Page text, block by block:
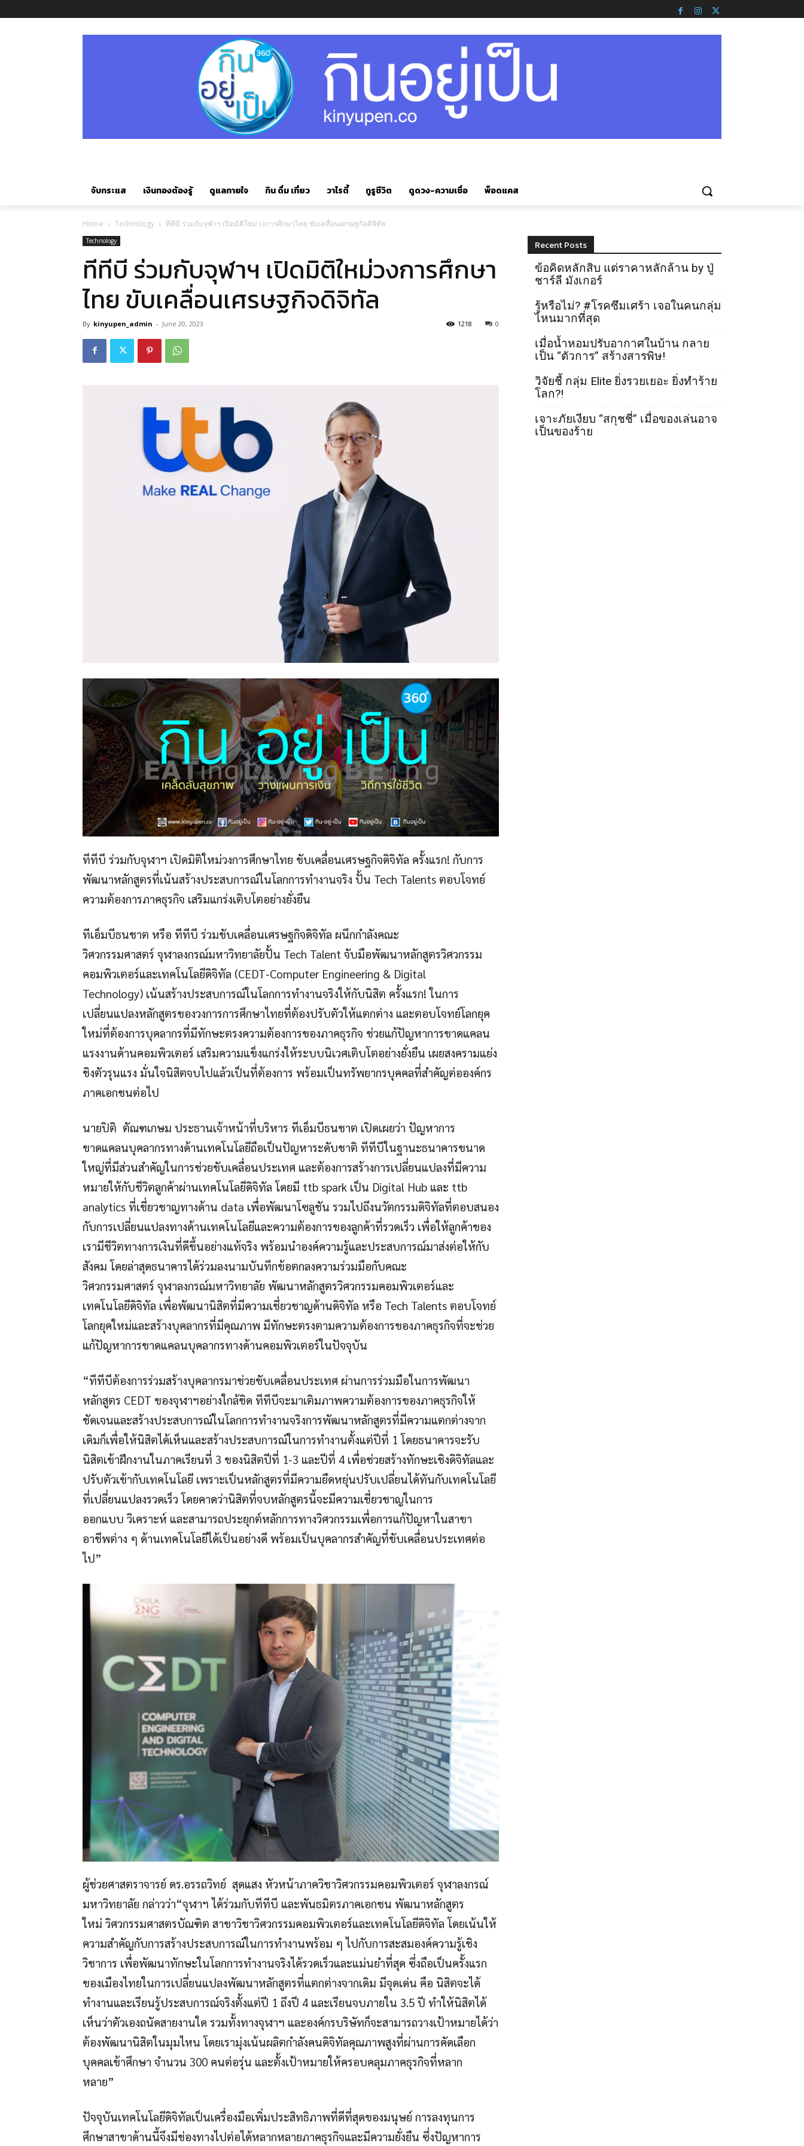
จับกระแส เงินทองต้องรู้ ดูแลกายใจ กิน ดื่ม เที่ยว วาไรตี้ กูรูชีวิต ดูดวง-ความเชื่อ พ็อดแคส
Home Technology ทีทีบี ร่วมกับจุฬาฯ เปิดมิติใหม่วงการศึกษาไทย ขับเคลื่อนเศรษฐกิจดิจิทัล
Technology
ทีทีบี ร่วมกับจุฬาฯ เปิดมิติใหม่วงการศึกษา
ไทย ขับเคลื่อนเศรษฐกิจดิจิทัล
By kinyupen_admin - June 20, 2023 0
1218
ทีทีบี ร่วมกับจุฬาฯ เปิดมิติใหม่วงการศึกษาไทย ขับเคลื่อนเศรษฐกิจดิจิทัล ครั้งแรก! กับการ
พัฒนาหลักสูตรที่เน้นสร้างประสบการณ์ในโลกการทำงานจริง ปั้น Tech Talents ตอบโจทย์
ความต้องการภาคธุรกิจ เสริมแกร่งเติบโตอย่างยั่งยืน
ทีเอ็มบีธนชาต หรือ ทีทีบี ร่วมขับเคลื่อนเศรษฐกิจดิจิทัล ผนึกกำลังคณะ
วิศวกรรมศาสตร์ จุฬาลงกรณ์มหาวิทยาลัยปั้น Tech Talent จับมือพัฒนาหลักสูตรวิศวกรรม
คอมพิวเตอร์และเทคโนโลยีดิจิทัล (CEDT-Computer Engineering & Digital
Technology) เน้นสร้างประสบการณ์ในโลกการทำงานจริงให้กับนิสิต ครั้งแรก! ในการ
เปลี่ยนแปลงหลักสูตรของวงการการศึกษาไทยที่ต้องปรับตัวให้แตกต่าง และตอบโจทย์โลกยุค
ใหม่ที่ต้องการบุคลากรที่มีทักษะตรงความต้องการของภาคธุรกิจ ช่วยแก้ปัญหาการขาดแคลน
แรงงานด้านคอมพิวเตอร์ เสริมความแข็งแกร่งให้ระบบนิเวศเติบโตอย่างยั่งยืน เผยสงครามแย่ง
ชิงตัวรุนแรง มั่นใจนิสิตจบไปแล้วเป็นที่ต้องการ พร้อมเป็นทรัพยากรบุคคลที่สำคัญต่อองค์กร
ภาคเอกชนต่อไป
นายปิติ ตัณฑเกษม ประธานเจ้าหน้าที่บริหาร ทีเอ็มบีธนชาต เปิดเผยว่า ปัญหาการ
ขาดแคลนบุคลากรทางด้านเทคโนโลยีถือเป็นปัญหาระดับชาติ ทีทีบีในฐานะธนาคารขนาด
ใหญ่ที่มีส่วนสำคัญในการช่วยขับเคลื่อนประเทศ และต้องการสร้างการเปลี่ยนแปลงที่มีความ
หมายให้กับชีวิตลูกค้าผ่านเทคโนโลยีดิจิทัล โดยมี ttb spark เป็น Digital Hub และ ttb
analytics ที่เชี่ยวชาญทางด้าน data เพื่อพัฒนาโซลูชัน รวมไปถึงนวัตกรรมดิจิทัลที่ตอบสนอง
กับการเปลี่ยนแปลงทางด้านเทคโนโลยีและความต้องการของลูกค้าที่รวดเร็ว เพื่อให้ลูกค้าของ
เรามีชีวิตทางการเงินที่ดีขึ้นอย่างแท้จริง พร้อมนำองค์ความรู้และประสบการณ์มาส่งต่อให้กับ
สังคม โดยล่าสุดธนาคารได้ร่วมลงนามบันทึกข้อตกลงความร่วมมือกับคณะ
วิศวกรรมศาสตร์ จุฬาลงกรณ์มหาวิทยาลัย พัฒนาหลักสูตรวิศวกรรมคอมพิวเตอร์และ
เทคโนโลยีดิจิทัล เพื่อพัฒนานิสิตที่มีความเชี่ยวชาญด้านดิจิทัล หรือ Tech Talents ตอบโจทย์
โลกยุคใหม่และสร้างบุคลากรที่มีคุณภาพ มีทักษะตรงตามความต้องการของภาคธุรกิจที่จะช่วย
แก้ปัญหาการขาดแคลนบุคลากรทางด้านคอมพิวเตอร์ในปัจจุบัน
“ทีทีบีต้องการร่วมสร้างบุคลากรมาช่วยขับเคลื่อนประเทศ ผ่านการร่วมมือในการพัฒนา
หลักสูตร CEDT ของจุฬาฯอย่างใกล้ชิด ทีทีบีจะมาเติมภาพความต้องการของภาคธุรกิจให้
ชัดเจนและสร้างประสบการณ์ในโลกการทำงานจริงการพัฒนาหลักสูตรที่มีความแตกต่างจาก
เดิมก็เพื่อให้นิสิตได้เห็นและสร้างประสบการณ์ในการทำงานตั้งแต่ปีที่ 1 โดยธนาคารจะรับ
นิสิตเข้าฝึกงานในภาคเรียนที่ 3 ของนิสิตปีที่ 1-3 และปีที่ 4 เพื่อช่วยสร้างทักษะเชิงดิจิทัลและ
ปรับตัวเข้ากับเทคโนโลยี เพราะเป็นหลักสูตรที่มีความยืดหยุ่นปรับเปลี่ยนได้ทันกับเทคโนโลยี
ที่เปลี่ยนแปลงรวดเร็ว โดยคาดว่านิสิตที่จบหลักสูตรนี้จะมีความเชี่ยวชาญในการ
ออกแบบ วิเคราะห์ และสามารถประยุกต์หลักการทางวิศวกรรมเพื่อการแก้ปัญหาในสาขา
อาชีพต่าง ๆ ด้านเทคโนโลยีได้เป็นอย่างดี พร้อมเป็นบุคลากรสำคัญที่ขับเคลื่อนประเทศต่อ
ไป”
ผู้ช่วยศาสตราจารย์ ดร.อรรถวิทย์ สุดแสง หัวหน้าภาควิชาวิศวกรรมคอมพิวเตอร์ จุฬาลงกรณ์
มหาวิทยาลัย กล่าวว่า“จุฬาฯ ได้ร่วมกับทีทีบี และพันธมิตรภาคเอกชน พัฒนาหลักสูตร
ใหม่ วิศวกรรมศาสตรบัณฑิต สาขาวิชาวิศวกรรมคอมพิวเตอร์และเทคโนโลยีดิจิทัล โดยเน้นให้
ความสำคัญกับการสร้างประสบการณ์ในการทำงานพร้อม ๆ ไปกับการสะสมองค์ความรู้เชิง
วิชาการ เพื่อพัฒนาทักษะในโลกการทำงานจริงได้รวดเร็วและแม่นยำที่สุด ซึ่งถือเป็นครั้งแรก
ของเมืองไทยในการเปลี่ยนแปลงพัฒนาหลักสูตรที่แตกต่างจากเดิม มีจุดเด่น คือ นิสิตจะได้
ทำงานและเรียนรู้ประสบการณ์จริงตั้งแต่ปี 1 ถึงปี 4 และเรียนจบภายใน 3.5 ปี ทำให้นิสิตได้
เห็นว่าตัวเองถนัดสายงานใด รวมทั้งทางจุฬาฯ และองค์กรบริษัทก็จะสามารถวางเป้าหมายได้ว่า
ต้องพัฒนานิสิตในมุมไหน โดยเรามุ่งเน้นผลิตกำลังคนดิจิทัลคุณภาพสูงที่ผ่านการคัดเลือก
บุคคลเข้าศึกษา จำนวน 300 คนต่อรุ่น และตั้งเป้าหมายให้ครอบคลุมภาคธุรกิจที่หลาก
หลาย”
ปัจจุบันเทคโนโลยีดิจิทัลเป็นเครื่องมือเพิ่มประสิทธิภาพที่ดีที่สุดของมนุษย์ การลงทุนการ
ศึกษาสาขาด้านนี้จึงมีช่องทางไปต่อได้หลากหลายภาคธุรกิจและมีความยั่งยืน ซึ่งปัญหาการ
Recent Posts
ข้อคิดหลักสิบ แต่ราคาหลักล้าน by ปู่
ชาร์ลี มังเกอร์
รู้หรือไม่? #โรคซึมเศร้า เจอในคนกลุ่ม
ไหนมากที่สุด
เมื่อน้ำหอมปรับอากาศในบ้าน กลาย
เป็น “ตัวการ” สร้างสารพิษ!
วิจัยชี้ กลุ่ม Elite ยิ่งรวยเยอะ ยิ่งทำร้าย
โลก?!
เจาะภัยเงียบ “สกุชชี่” เมื่อของเล่นอาจ
เป็นของร้าย